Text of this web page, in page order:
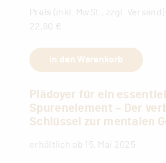
Preis (inkl. MwSt., zzgl. Versand):
22,90 €
Plädoyer für ein
Spurenelement – Der
Schlüssel zur mentalen
erhältlich ab 15. Mai 2025